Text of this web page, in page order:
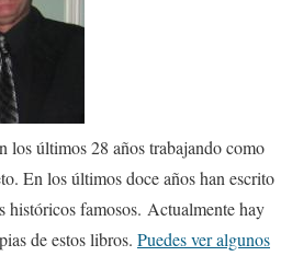
los últimos 28 años trabajando como
En los últimos doce años han escrito
históricos famosos. Actualmente hay
de estos libros. Puedes ver algunos